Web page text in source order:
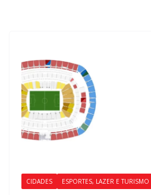
CIDADES ESPORTES, LAZER E TURISMO